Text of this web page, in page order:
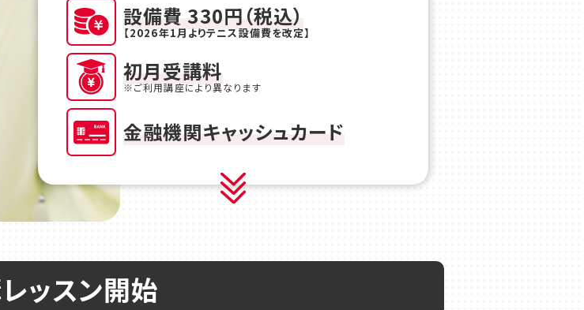
設備費 330円（税込）
【2026年1月よりテニス設備費を改定】
初月受講料
※ご利用講座により異なります
金融機関キャッシュカード
ッスン開始